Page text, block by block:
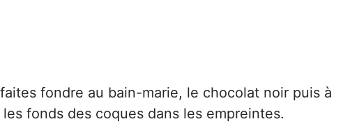
fondre au bain-marie, le chocolat noir puis à
fonds des coques dans les empreintes.